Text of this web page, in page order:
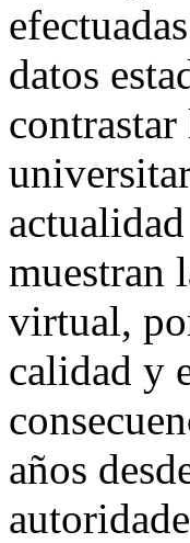
datos
muestran
virtual,
calidad y
años